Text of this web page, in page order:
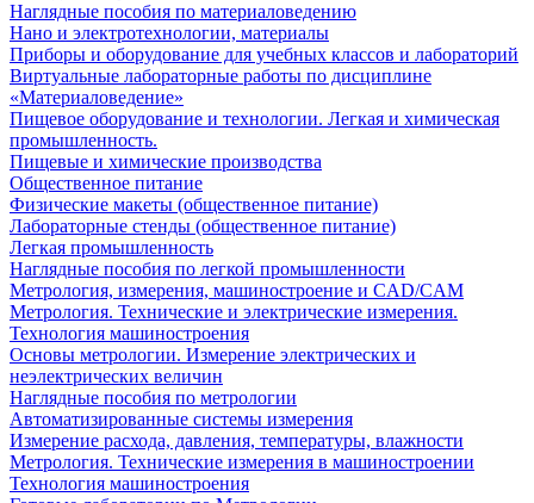
Наглядные пособия по материаловедению
Нано и электротехнологии, материалы
Приборы и оборудование для учебных классов и лабораторий
Виртуальные лабораторные работы по дисциплине
«Материаловедение»
Пищевое оборудование и технологии. Легкая и химическая
промышленность.
Пищевые и химические производства
Общественное питание
Физические макеты (общественное питание)
Лабораторные стенды (общественное питание)
Легкая промышленность
Наглядные пособия по легкой промышленности
Метрология, измерения, машиностроение и CAD/CAM
Метрология. Технические и электрические измерения.
Технология машиностроения
Основы метрологии. Измерение электрических и
неэлектрических величин
Наглядные пособия по метрологии
Автоматизированные системы измерения
Измерение расхода, давления, температуры, влажности
Метрология. Технические измерения в машиностроении
Технология машиностроения